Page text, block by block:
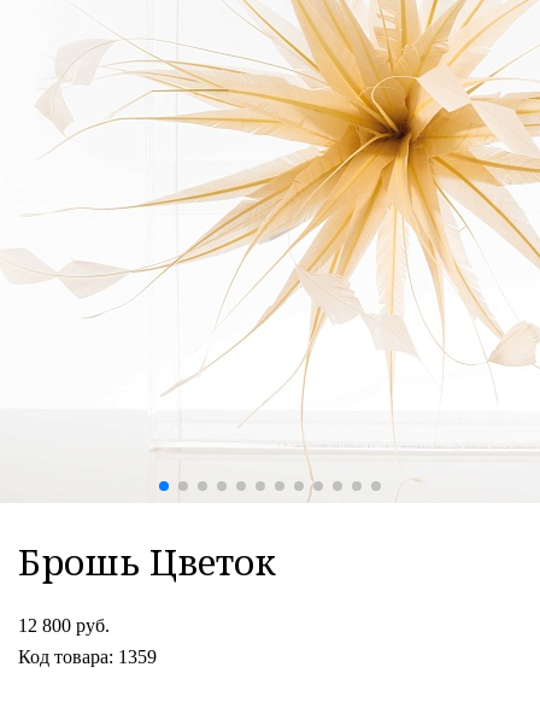
Брошь Цветок
12 800 руб.
Код товара: 1359